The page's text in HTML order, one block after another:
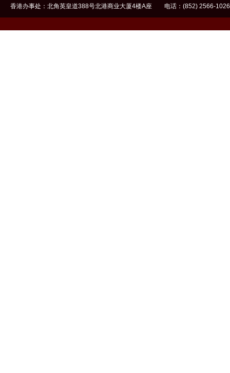
香港办事处：北角英皇道388号北港商业大厦4楼A座 电话：(852)